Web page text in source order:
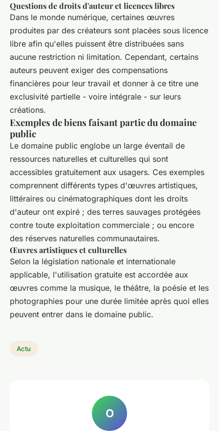
Questions de droits d'auteur et licences libres
Dans le monde numérique, certaines œuvres
produites par des créateurs sont placées sous licence
libre afin qu'elles puissent être distribuées sans
aucune restriction ni limitation. Cependant, certains
auteurs peuvent exiger des compensations
financières pour leur travail et donner à ce titre une
exclusivité partielle - voire intégrale - sur leurs
créations.
Exemples de biens faisant partie du domaine
public
Le domaine public englobe un large éventail de
ressources naturelles et culturelles qui sont
accessibles gratuitement aux usagers. Ces exemples
comprennent différents types d'œuvres artistiques,
littéraires ou cinématographiques dont les droits
d'auteur ont expiré ; des terres sauvages protégées
contre toute exploitation commerciale ; ou encore
des réserves naturelles communautaires.
Œuvres artistiques et culturelles
Selon la législation nationale et internationale
applicable, l'utilisation gratuite est accordée aux
œuvres comme la musique, le théâtre, la poésie et les
photographies pour une durée limitée après quoi elles
peuvent entrer dans le domaine public.
Actu
O